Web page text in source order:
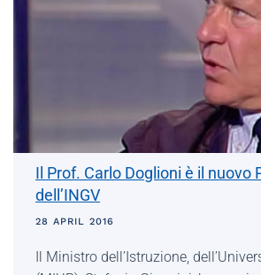
Il Prof. Carlo Doglioni è il nuovo
dell’INGV
28 APRIL 2016
Il Ministro dell’Istruzione,